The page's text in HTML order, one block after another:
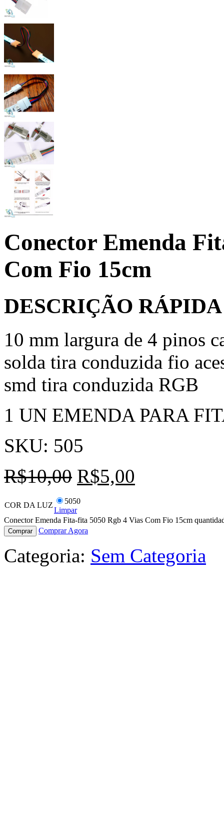
Conector Emenda
Com Fio 15cm
DESCRIÇÃO RÁPIDA
10 mm largura de 4 pinos
solda tira conduzida fio
smd tira conduzida RGB
1 UN EMENDA PARA
SKU: 505
R$10,00 R$5,00
COR DA LUZ
5050
Limpar
Conector Emenda Fita-fita 5050 Rgb 4 Vias Com Fio 15cm
Comprar Comprar Agora
Categoria: Sem Categoria